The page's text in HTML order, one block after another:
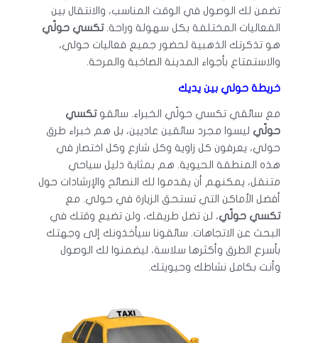
تضمن لك الوصول في الوقت المناسب، والانتقال بين
الفعاليات المختلفة بكل سهولة وراحة.تكسي حولّي
هو تذكرتك الذهبية لحضور جميع فعاليات حولي،
والاستمتاع بأجواء المدينة الصاخبة والمرحة.
خريطة حولي بين يديك
مع سائقي تكسي حولّي الخبراء. سائقوتكسي
حولّي ليسوا مجرد سائقين عاديين، بل هم خبراء طرق
حولي، يعرفون كل زاوية وكل شارع وكل اختصار في
هذه المنطقة الحيوية. هم بمثابة دليل سياحي
متنقل، يمكنهم أن يقدموا لك النصائح والإرشادات حول
أفضل الأماكن التي تستحق الزيارة في حولي. مع
تكسي حولّي، لن تضل طريقك، ولن تضيع وقتك في
البحث عن الاتجاهات. سائقونا سيأخذونك إلى وجهتك
بأسرع الطرق وأكثرها سلاسة، ليضمنوا لك الوصول
وأنت بكامل نشاطك وحيويتك.